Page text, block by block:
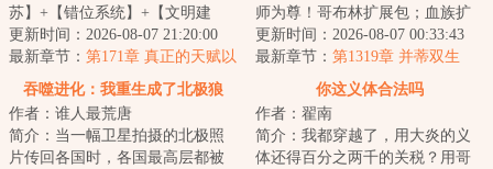
苏】+【错位系统】+【文明建
设】一艘国际邮轮在公海遭遇意
外，船上的六千名...
更新时间：2026-08-07 21:20:00
最新章节： 第171章 真正的天赋以
及……真正的胜利！
师为尊！哥布林扩展包；血族扩
展包；巨龙扩展包.......而穿越来
此的陆承身...
更新时间：2026-08-07 00:33:43
最新章节： 第1319章 并蒂双生
吞噬进化：我重生成了北极狼
作者：谁人最荒唐
简介：当一幅卫星拍摄的北极照
片传回各国时，各国最高层都被
你这义体合法吗
作者：翟南
简介：我都穿越了，用大炎的义
体还得百分之两千的关税？用哥